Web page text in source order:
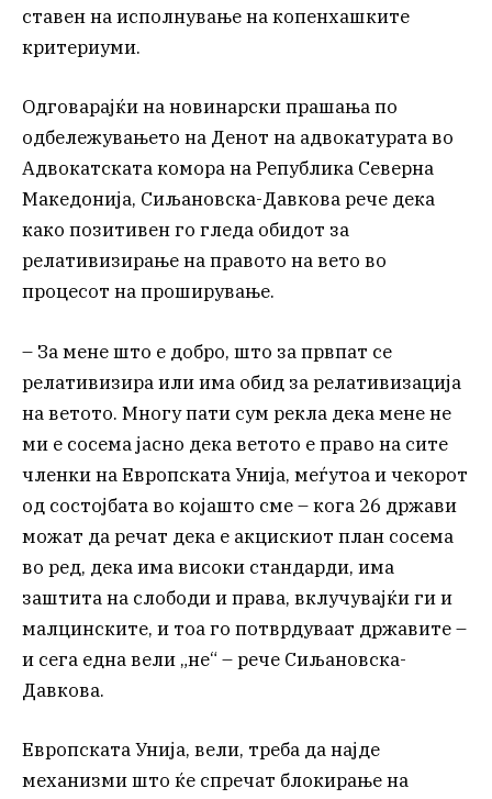
ставен на исполнување на копенхашките
критериуми.
Одговарајќи на новинарски прашања по
одбележувањето на Денот на адвокатурата во
Адвокатската комора на Република Северна
Македонија, Сиљановска-Давкова рече дека
како позитивен го гледа обидот за
релативизирање на правото на вето во
процесот на проширување.
– За мене што е добро, што за првпат се
релативизира или има обид за релативизација
на ветото. Многу пати сум рекла дека мене не
ми е сосема јасно дека ветото е право на сите
членки на Европската Унија, меѓутоа и чекорот
од состојбата во којашто сме – кога 26 држави
можат да речат дека е акцискиот план сосема
во ред, дека има високи стандарди, има
заштита на слободи и права, вклучувајќи ги и
малцинските, и тоа го потврдуваат државите –
и сега една вели „не“ – рече Сиљановска-
Давкова.
Европската Унија, вели, треба да најде
механизми што ќе спречат блокирање на